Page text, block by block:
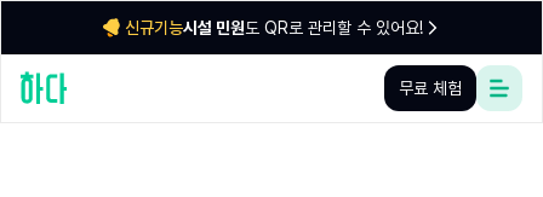
신규기능시설 민원도 QR로 관리할 수 있어요!
무료 체험